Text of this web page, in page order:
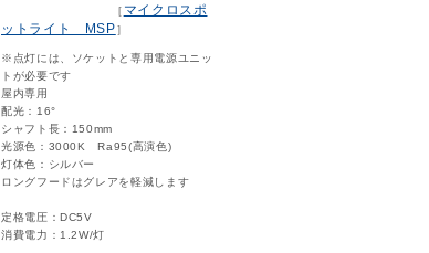
［ マイクロスポ
ットライト MSP］
※点灯には、ソケットと専用電源ユニッ
トが必要です
屋内専用
配光：16°
シャフト長：150mm
光源色：3000K Ra95(高演色)
灯体色：シルバー
ロングフードはグレアを軽減します
定格電圧：DC5V
消費電力：1.2W/灯